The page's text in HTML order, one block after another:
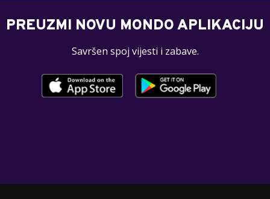
PREUZMI NOVU MONDO APLIKACIJU
Savršen spoj vijesti i zabave.